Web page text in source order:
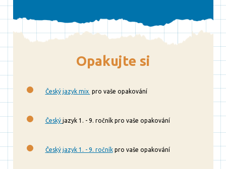
Opakujte si
Český jazyk mix pro vaše opakování
Český jazyk 1. - 9. ročník pro vaše opakování
Český jazyk 1. - 9. ročníkpro vaše opakování